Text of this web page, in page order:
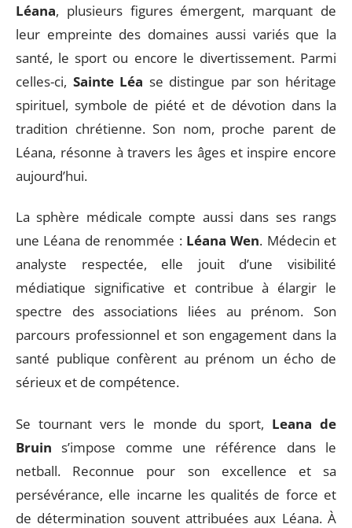
Léana, plusieurs figures émergent, marquant de
leur empreinte des domaines aussi variés que la
santé, le sport ou encore le divertissement. Parmi
celles-ci, Sainte Léa se distingue par son héritage
spirituel, symbole de piété et de dévotion dans la
tradition chrétienne. Son nom, proche parent de
Léana, résonne à travers les âges et inspire encore
aujourd’hui.
La sphère médicale compte aussi dans ses rangs
une Léana de renommée : Léana Wen. Médecin et
analyste respectée, elle jouit d’une visibilité
médiatique significative et contribue à élargir le
spectre des associations liées au prénom. Son
parcours professionnel et son engagement dans la
santé publique confèrent au prénom un écho de
sérieux et de compétence.
Se tournant vers le monde du sport, Leana de
Bruin s’impose comme une référence dans le
netball. Reconnue pour son excellence et sa
persévérance, elle incarne les qualités de force et
de détermination souvent attribuées aux Léana. À